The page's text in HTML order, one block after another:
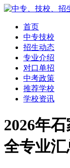
首页
中专技校
招生动态
专业介绍
对口单招
中考政策
推荐学校
学校资讯
2026年
全专业汇